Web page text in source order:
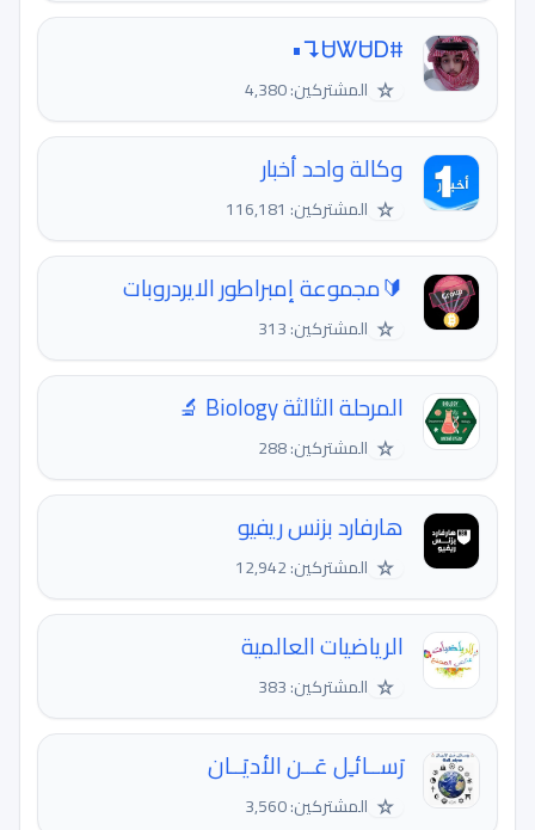
#ᏌᏔᏌᎠ↴•
☆ المشتركين: 4,380
وكالة واحد أخبار
☆ المشتركين: 116,181
🔰مجموعة إمبراطور الايردروبات
☆ المشتركين: 313
المرحلة الثالثة Biology 🔬
☆ المشتركين: 288
هارفارد بزنس ريفيو
☆ المشتركين: 12,942
الرياضيات العالمية
☆ المشتركين: 383
رَســائـِل عَــن الأديَــان
☆ المشتركين: 3,560